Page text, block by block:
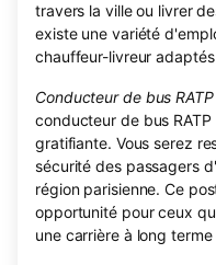
travers la ville ou livrer
existe une variété
chauffeur-livreur
Conducteur de bus
conducteur de bus
gratifiante. Vous serez
sécurité des passagers
région parisienne. Ce
opportunité pour ceux
une carrière à long